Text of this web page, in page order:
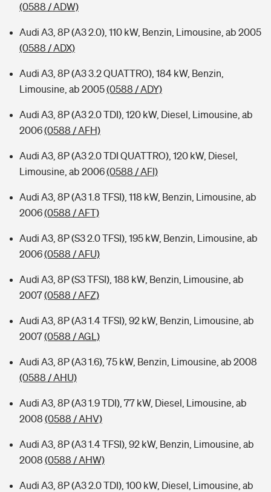
(0588 / ADW)
Audi A3, 8P (A3 2.0), 110 kW, Benzin, Limousine, ab 2005
(0588 / ADX)
Audi A3, 8P (A3 3.2 QUATTRO), 184 kW, Benzin,
Limousine, ab 2005(0588 / ADY)
Audi A3, 8P (A3 2.0 TDI), 120 kW, Diesel, Limousine, ab
2006(0588 / AFH)
Audi A3, 8P (A3 2.0 TDI QUATTRO), 120 kW, Diesel,
Limousine, ab 2006(0588 / AFI)
Audi A3, 8P (A3 1.8 TFSI), 118 kW, Benzin, Limousine, ab
2006(0588 / AFT)
Audi A3, 8P (S3 2.0 TFSI), 195 kW, Benzin, Limousine, ab
2006(0588 / AFU)
Audi A3, 8P (S3 TFSI), 188 kW, Benzin, Limousine, ab
2007(0588 / AFZ)
Audi A3, 8P (A3 1.4 TFSI), 92 kW, Benzin, Limousine, ab
2007(0588 / AGL)
Audi A3, 8P (A3 1.6), 75 kW, Benzin, Limousine, ab 2008
(0588 / AHU)
Audi A3, 8P (A3 1.9 TDI), 77 kW, Diesel, Limousine, ab
2008 (0588 / AHV)
Audi A3, 8P (A3 1.4 TFSI), 92 kW, Benzin, Limousine, ab
2008 (0588 / AHW)
Audi A3, 8P (A3 2.0 TDI), 100 kW, Diesel, Limousine, ab